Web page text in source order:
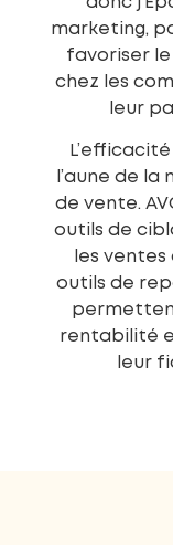
marketing,
favoriser
chez les
leur
L’efficacité
l’aune de
de vente.
outils de
les
outils de
rentabilité
leur